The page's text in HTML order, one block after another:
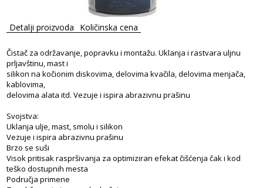
Detalji proizvoda Količinska cena
Čistač za održavanje, popravku i montažu. Uklanja i rastvara uljnu
prljavštinu, mast i
silikon na kočionim diskovima, delovima kvačila, delovima menjača,
kablovima,
delovima alata itd. Vezuje i ispira abrazivnu prašinu
Svojstva:
Uklanja ulje, mast, smolu i silikon
Vezuje i ispira abrazivnu prašinu
Brzo se suši
Visok pritisak raspršivanja za optimiziran efekat čišćenja čak i kod
teško dostupnih mesta
Područja primene